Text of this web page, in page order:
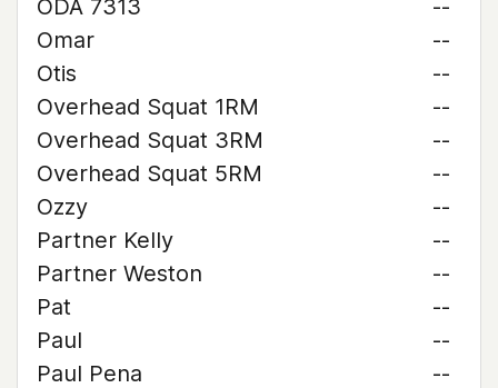
ODA 7313
--
Omar
--
Otis
--
Overhead Squat 1RM
--
Overhead Squat 3RM
--
Overhead Squat 5RM
--
Ozzy
--
Partner Kelly
--
Partner Weston
--
Pat
--
Paul
--
Paul Pena
--